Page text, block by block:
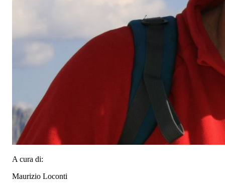
A cura di:
Maurizio Loconti